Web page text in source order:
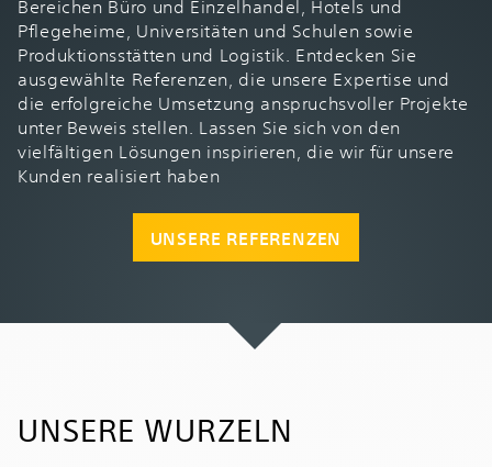
Bereichen Büro und Einzelhandel, Hotels und
Pflegeheime, Universitäten und Schulen sowie
Produktionsstätten und Logistik. Entdecken Sie
ausgewählte Referenzen, die unsere Expertise und
die erfolgreiche Umsetzung anspruchsvoller Projekte
unter Beweis stellen. Lassen Sie sich von den
vielfältigen Lösungen inspirieren, die wir für unsere
Kunden realisiert haben
UNSERE REFERENZEN
UNSERE WURZELN